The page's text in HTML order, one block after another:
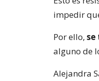
impedir
Por ello, se
alguno de
Alejandra